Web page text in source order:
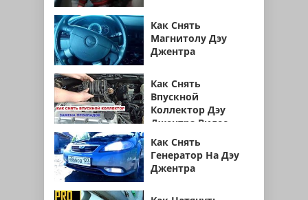
Как Снять
Магнитолу Дэу
Джентра
Как Снять
Впускной
Коллектор Дэу
Джентра Видео
Как Снять
Генератор На Дэу
Джентра